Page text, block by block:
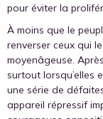
pour éviter la
À moins que le
renverser ceux qui
moyenâgeuse.
surtout lorsqu’elles
une série de
appareil répressif